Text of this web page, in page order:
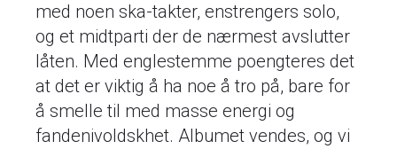
med noen ska-takter, enstrengers solo,
og et midtparti der de nærmest avslutter
låten. Med englestemme poengteres det
at det er viktig å ha noe å tro på, bare for
å smelle til med masse energi og
fandenivoldskhet. Albumet vendes, og vi